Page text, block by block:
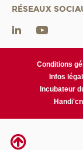
RÉSEAUX
Conditions
Infos
Incubateur